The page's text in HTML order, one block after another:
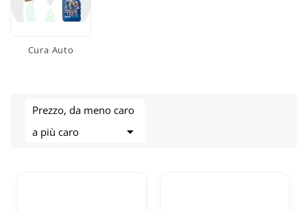
Cura Auto
Prezzo, da meno caro
a più caro
